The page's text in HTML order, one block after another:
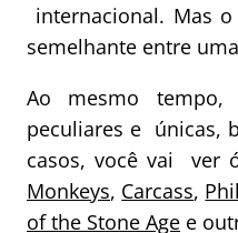
internacional. Mas
semelhante entre
Ao mesmo tempo,
peculiares e únicas,
casos, você vai ver
Monkeys, Carcass,
of the Stone Age e